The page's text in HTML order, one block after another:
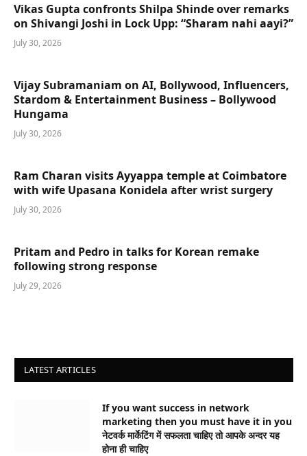
Vikas Gupta confronts Shilpa Shinde over remarks
on Shivangi Joshi in Lock Upp: “Sharam nahi aayi?”
July 30, 2026
Vijay Subramaniam on AI, Bollywood, Influencers,
Stardom & Entertainment Business – Bollywood
Hungama
July 30, 2026
Ram Charan visits Ayyappa temple at Coimbatore
with wife Upasana Konidela after wrist surgery
July 30, 2026
Pritam and Pedro in talks for Korean remake
following strong response
July 29, 2026
LATEST ARTICLES
If you want success in network
marketing then you must have it in you
नेटवर्क मार्केटिंग में सफलता चाहिए तो आपके अन्दर यह
होना ही चाहिए